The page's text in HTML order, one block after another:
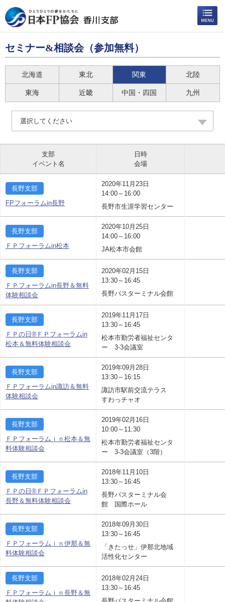
セミナー&相談会（参加無料）
北海道 東北 関東 北陸
東海 近畿 中国・四国 九州
選択してください
支部
イベント名
日時
会場
長野支部
FPフォーラムin長野
2020年11月23日
14:00～16:00
長野市生涯学習センター
長野支部
ＦＰフォーラムin松本
2020年10月25日
14:00～16:00
JA松本市会館
長野支部
ＦＰフォーラムin長野＆無料
体験相談会
2020年02月15日
13:30～16:45
長野バスターミナル会館
長野支部
ＦＰの日®ＦＰフォーラムin
松本＆無料体験相談会
2019年11月17日
13:30～16:45
松本市勤労者福祉センタ
ー 3-3会議室
長野支部
ＦＰフォーラムin諏訪＆無料
体験相談会
2019年09月28日
13:30～16:15
諏訪市駅前交流テラス
すわっチャオ
長野支部
ＦＰフォーラムｉｎ松本＆無
料体験相談会
2019年02月16日
10:00～11:30
松本市勤労者福祉センタ
ー 3-3会議室（3階）
長野支部
ＦＰの日®ＦＰフォーラムin
長野＆無料体験相談会
2018年11月10日
13:30～16:45
長野バスターミナル会
館 国際ホール
長野支部
ＦＰフォーラムｉｎ伊那＆無
料体験相談会
2018年09月30日
13:30～16:45
「きたっせ」伊那北地域
活性化センター
長野支部
ＦＰフォーラムｉｎ長野＆無
2018年02月24日
13:30～16:45